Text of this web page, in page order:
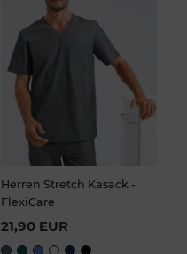
Herren Stretch Kasack -
FlexiCare
21,90 EUR